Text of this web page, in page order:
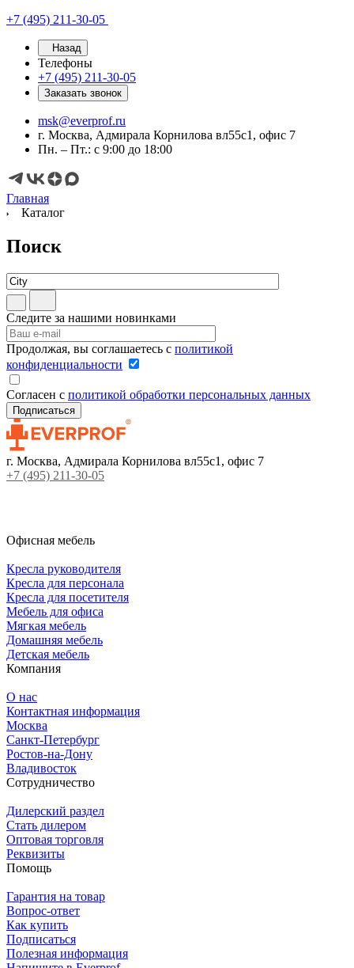
+7 (495) 211-30-05
Назад
Телефоны
+7 (495) 211-30-05
Заказать звонок
msk@everprof.ru
г. Москва, Адмирала Корнилова вл55с1, офис 7
Пн. – Пт.: с 9:00 до 18:00
Главная
Каталог
Поиск
Следите за нашими новинками
Продолжая, вы соглашаетесь с политикой
конфиденциальности
Согласен с политикой обработки персональных данных
г. Москва, Адмирала Корнилова вл55с1, офис 7
+7 (495) 211-30-05
Офисная мебель
Кресла руководителя
Кресла для персонала
Кресла для посетителя
Мебель для офиса
Мягкая мебель
Домашняя мебель
Детская мебель
Компания
О нас
Контактная информация
Москва
Санкт-Петербург
Ростов-на-Дону
Владивосток
Сотрудничество
Дилерский раздел
Стать дилером
Оптовая торговля
Реквизиты
Помощь
Гарантия на товар
Вопрос-ответ
Как купить
Подписаться
Полезная информация